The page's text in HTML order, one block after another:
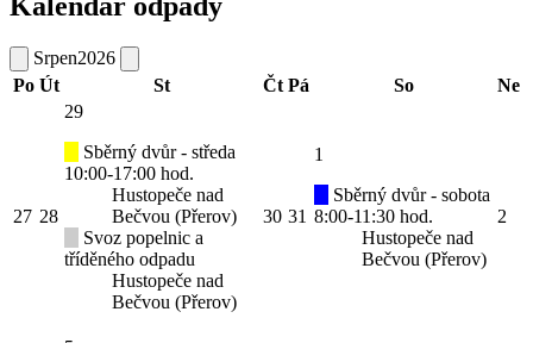
Kalendář odpady
Srpen2026
Po Út St Čt Pá So Ne
27 28
29
Sběrný dvůr - středa
10:00-17:00 hod.
Hustopeče nad
Bečvou (Přerov)
Svoz popelnic a
tříděného odpadu
Hustopeče nad
Bečvou (Přerov)
30 31
1
Sběrný dvůr - sobota
8:00-11:30 hod.
Hustopeče nad
Bečvou (Přerov)
2